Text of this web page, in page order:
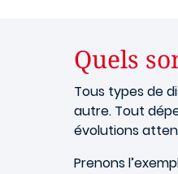
Quels
Tous types de
autre. Tout
évolutions
Prenons